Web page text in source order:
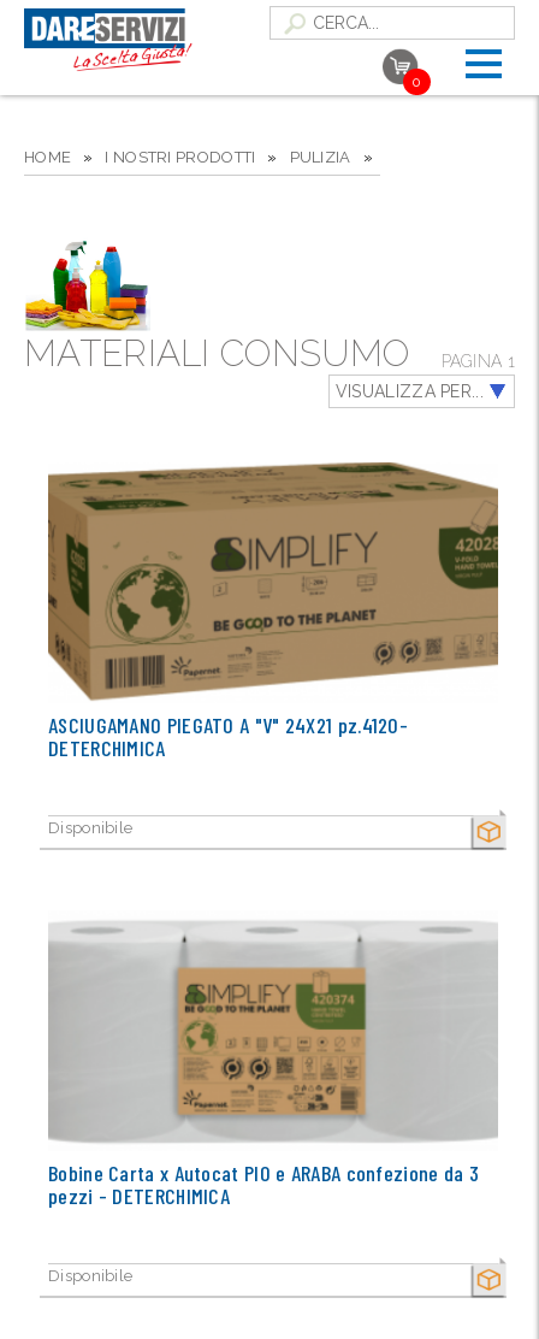
0
HOME » I NOSTRI PRODOTTI » PULIZIA »
MATERIALI CONSUMO
PAGINA 1
VISUALIZZA PER...
SECCO
ASCIUGAMANO PIEGATO A "V" 24X21 pz.4120-
DETERCHIMICA
Disponibile
SECCO
Bobine Carta x Autocat PIO e ARABA confezione da 3
pezzi - DETERCHIMICA
Disponibile